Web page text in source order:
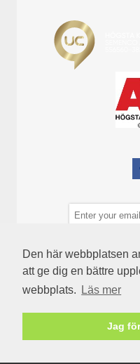
Den här webbplatsen
att ge dig en bättre
webbplats.
Läs mer
Jag